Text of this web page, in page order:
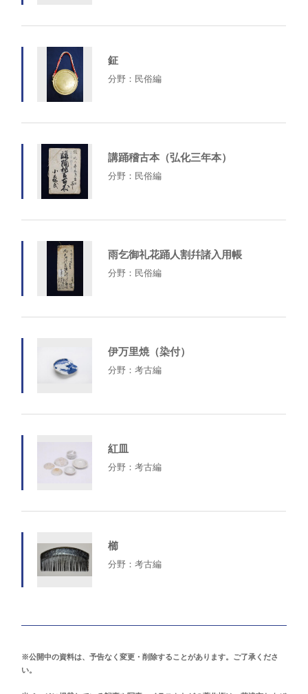
鉦
分野：民俗編
講踊稽古本（弘化三年本）
分野：民俗編
雨乞御礼花踊人割幷諸入用帳
分野：民俗編
伊万里焼（染付）
分野：考古編
紅皿
分野：考古編
櫛
分野：考古編
※公開中の資料は、予告なく変更・削除することがあります。ご了承くださ
い。